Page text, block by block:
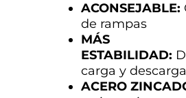
ACONSEJABLE:
de rampas
MÁS
ESTABILIDAD:
carga y descarga
ACERO